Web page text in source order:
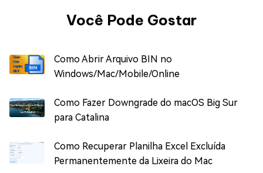
Você Pode Gostar
Como Abrir Arquivo BIN no
Windows/Mac/Mobile/Online
Como Fazer Downgrade do macOS Big Sur
para Catalina
Como Recuperar Planilha Excel Excluída
Permanentemente da Lixeira do Mac